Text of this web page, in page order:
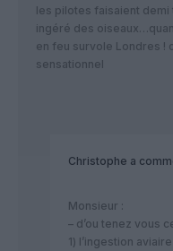
les pilotes faisaient demi
ingéré des
en feu survole Londres !
sensationnel
Christophe a
Monsieur :
– d’ou tenez vous
1) l’ingestion aviaire